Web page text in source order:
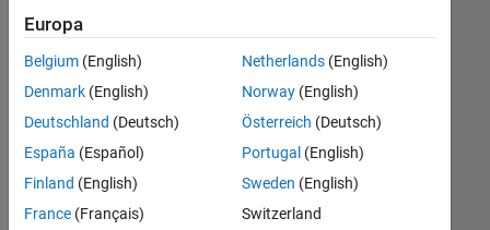
Ihren
Suchkriterien
entsprechen.
können
die
Suchkriterien
weiter
fassen
Europa
Belgium (English)
Denmark (English)
Deutschland (Deutsch)
España (Español)
Finland (English)
France (Français)
Netherlands(English)
Norway(English)
Österreich (Deutsch)
Portugal (English)
Sweden (English)
Switzerland